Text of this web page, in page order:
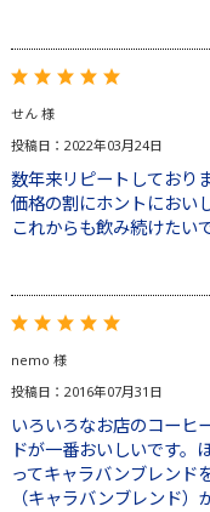
せん 様
投稿日：2022年03月24日
数年来リピートしておりま
価格の割にホントにおい
これからも飲み続けたいで
nemo 様
投稿日：2016年07月31日
いろいろなお店のコーヒ
ドが一番おいしいです。
ってキャラバンブレンド
（キャラバンブレンド）